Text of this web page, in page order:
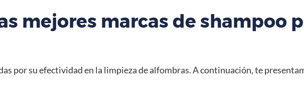
mejores marcas de shampoo
por su efectividad en la limpieza de alfombras. A continuación, te